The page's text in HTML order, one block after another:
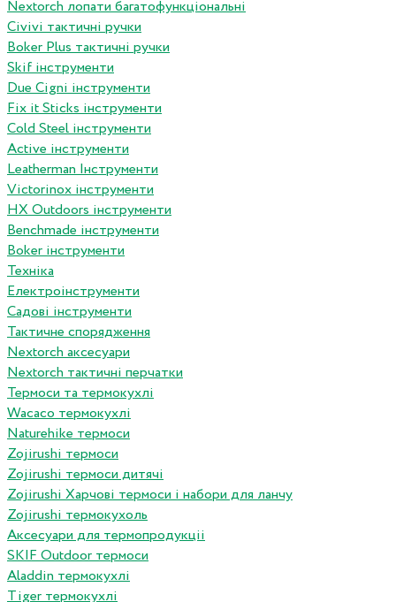
Nextorch лопати багатофункціональні
Сivivi тактичні ручки
Boker Plus тактичні ручки
Skif інструменти
Due Cigni інструменти
Fix it Sticks інструменти
Сold Steel інструменти
Active інструменти
Leatherman Інструменти
Victorinox інструменти
HX Outdoors інструменти
Benchmade інструменти
Boker інструменти
Техніка
Електроінструменти
Садові інструменти
Тактичне спорядження
Nextorch аксесуари
Nextorch тактичні перчатки
Термоси та термокухлі
Wacaco термокухлі
Naturehike термоси
Zojirushi термоси
Zojirushi термоси дитячі
Zojirushi Харчові термоси і набори для ланчу
Zojirushi термокухоль
Аксесуари для термопродукціі
SKIF Outdoor термоси
Aladdin термокухлі
Tiger термокухлі